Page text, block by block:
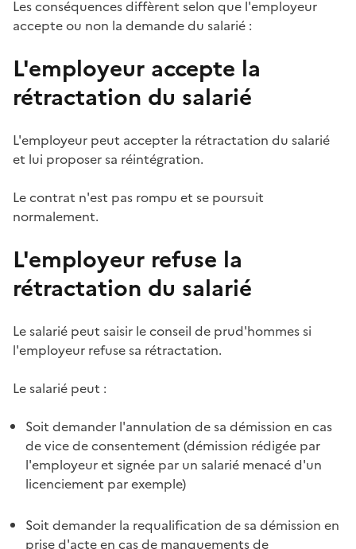
Les conséquences diffèrent selon que l'employeur
accepte ou non la demande du salarié :
L'employeur accepte la
rétractation du salarié
L'employeur peut accepter la rétractation du salarié
et lui proposer sa réintégration.
Le contrat n'est pas rompu et se poursuit
normalement.
L'employeur refuse la
rétractation du salarié
Le salarié peut saisir le conseil de prud'hommessi
l'employeur refuse sa rétractation.
Le salarié peut :
Soit demander l'annulation de sa démission en cas
de vice de consentement (démission rédigée par
l'employeur et signée par un salarié menacé d'un
licenciement par exemple)
Soit demander la requalification de sa démission en
prise d'acteen cas de manquements de